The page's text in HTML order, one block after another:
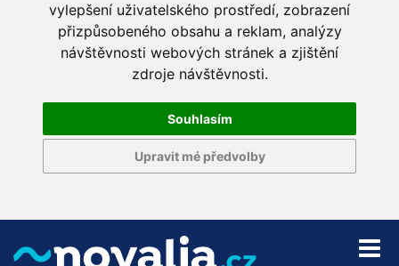
vylepšení uživatelského prostředí, zobrazení
přizpůsobeného obsahu a reklam, analýzy
návštěvnosti webových stránek a zjištění
zdroje návštěvnosti.
Souhlasím
Upravit mé předvolby